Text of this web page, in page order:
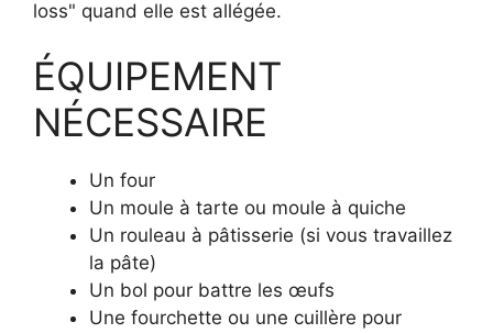
loss" quand elle est allégée.
ÉQUIPEMENT
NÉCESSAIRE
Un four
Un moule à tarte ou moule à quiche
Un rouleau à pâtisserie (si vous travaillez
la pâte)
Un bol pour battre les œufs
Une fourchette ou une cuillère pour